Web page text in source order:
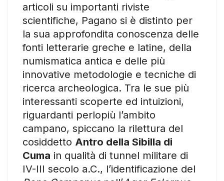
articoli su importanti riviste
scientifiche, Pagano si è distinto per
la sua approfondita conoscenza delle
fonti letterarie greche e latine, della
numismatica antica e delle più
innovative metodologie e tecniche di
ricerca archeologica. Tra le sue più
interessanti scoperte ed intuizioni,
riguardanti perlopiù l’ambito
campano, spiccano la rilettura del
cosiddetto Antro della Sibilla di
Cuma in qualità di tunnel militare di
IV-III secolo a.C., l’identificazione del